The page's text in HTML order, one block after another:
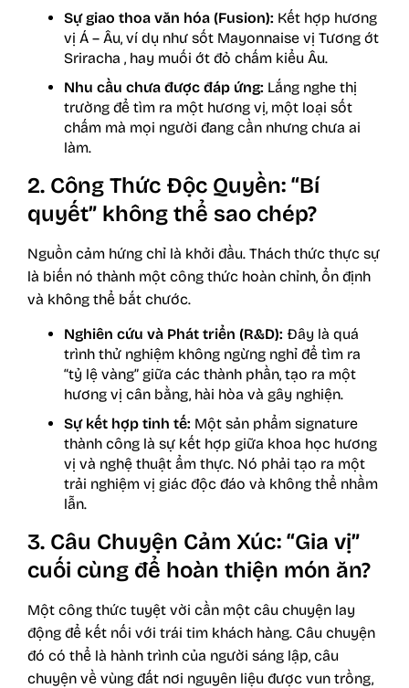
Sự giao thoa văn hóa (Fusion): Kết hợp hương
vị Á – Âu, ví dụ như sốt Mayonnaise vị Tương ớt
Sriracha , hay muối ớt đỏ chấm kiểu Âu.
Nhu cầu chưa được đáp ứng: Lắng nghe thị
trường để tìm ra một hương vị, một loại sốt
chấm mà mọi người đang cần nhưng chưa ai
làm.
2. Công Thức Độc Quyền: “Bí
quyết” không thể sao chép?
Nguồn cảm hứng chỉ là khởi đầu. Thách thức thực sự
là biến nó thành một công thức hoàn chỉnh, ổn định
và không thể bắt chước.
Nghiên cứu và Phát triển (R&D): Đây là quá
trình thử nghiệm không ngừng nghỉ để tìm ra
“tỷ lệ vàng” giữa các thành phần, tạo ra một
hương vị cân bằng, hài hòa và gây nghiện.
Sự kết hợp tinh tế: Một sản phẩm signature
thành công là sự kết hợp giữa khoa học hương
vị và nghệ thuật ẩm thực. Nó phải tạo ra một
trải nghiệm vị giác độc đáo và không thể nhầm
lẫn.
3. Câu Chuyện Cảm Xúc: “Gia vị”
cuối cùng để hoàn thiện món ăn?
Một công thức tuyệt vời cần một câu chuyện lay
động để kết nối với trái tim khách hàng. Câu chuyện
đó có thể là hành trình của người sáng lập, câu
chuyện về vùng đất nơi nguyên liệu được vun trồng,